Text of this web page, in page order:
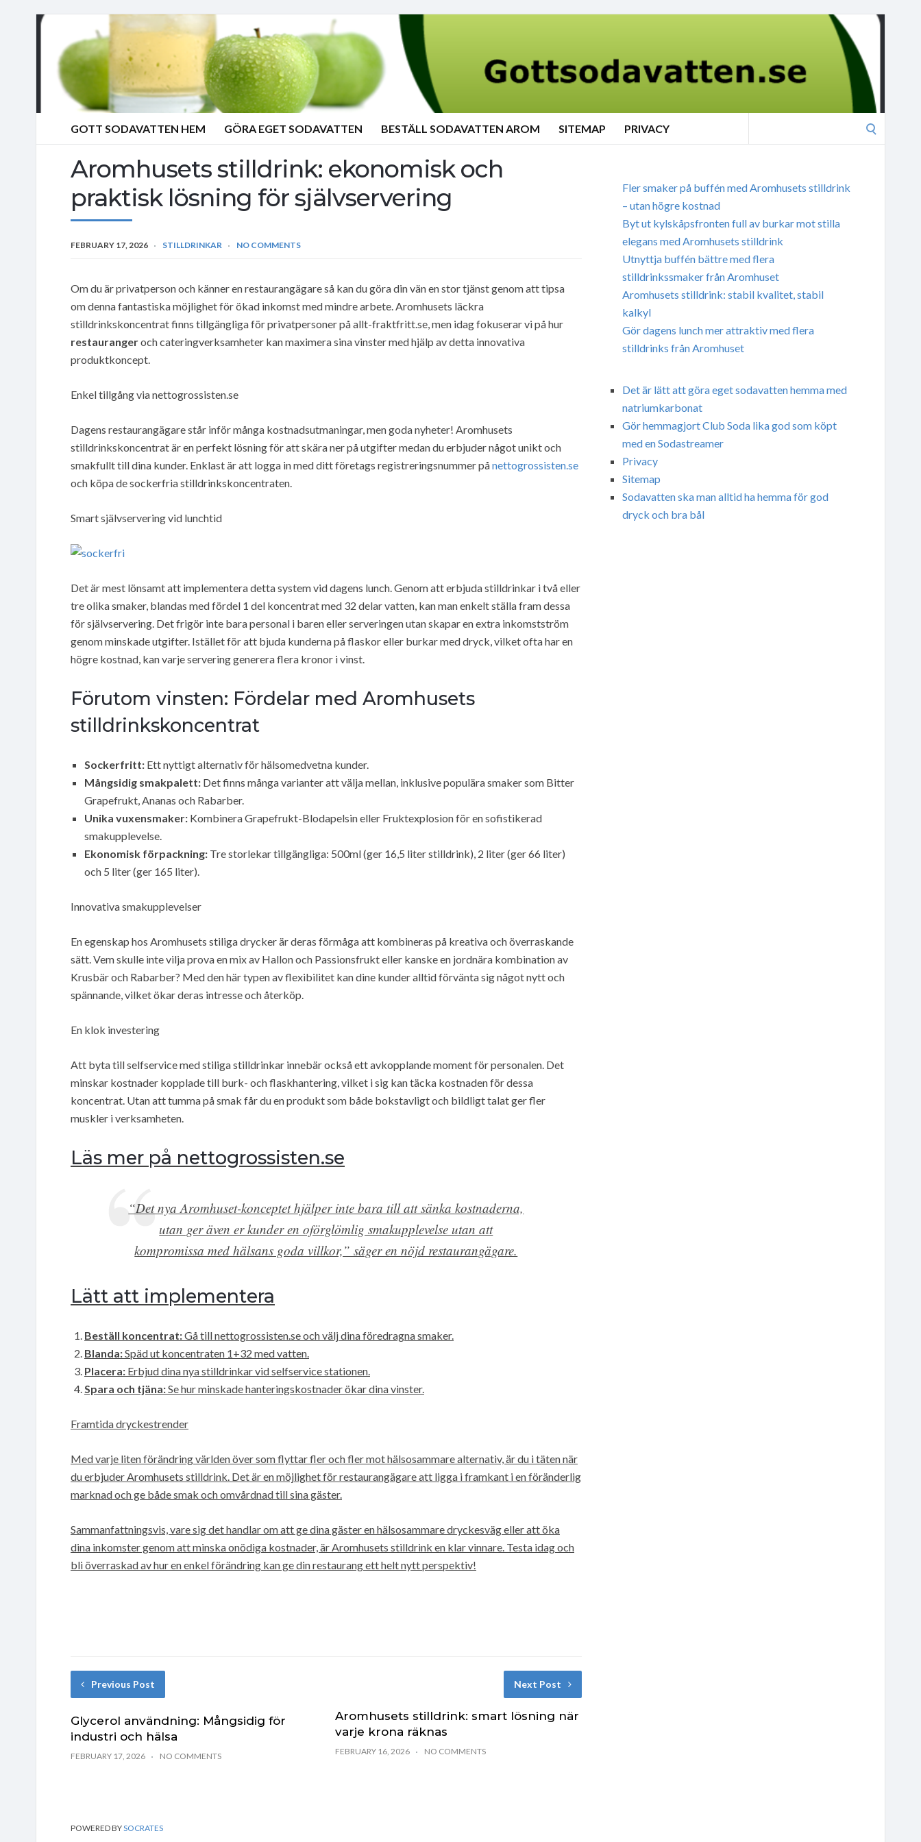
GOTT SODAVATTEN HEM GÖRA EGET SODAVATTEN BESTÄLL SODAVATTEN AROM SITEMAP PRIVACY
Aromhusets stilldrink: ekonomisk och
praktisk lösning för självservering
FEBRUARY 17, 2026 STILLDRINKAR NO COMMENTS
Om du är privatperson och känner en restaurangägare så kan du göra din vän en stor tjänst genom att tipsa
om denna fantastiska möjlighet för ökad inkomst med mindre arbete. Aromhusets läckra
stilldrinkskoncentrat finns tillgängliga för privatpersoner på allt-fraktfritt.se, men idag fokuserar vi på hur
restaurangeroch cateringverksamheter kan maximera sina vinster med hjälp av detta innovativa
produktkoncept.
Enkel tillgång via nettogrossisten.se
Dagens restaurangägare står inför många kostnadsutmaningar, men goda nyheter! Aromhusets
stilldrinkskoncentrat är en perfekt lösning för att skära ner på utgifter medan du erbjuder något unikt och
smakfullt till dina kunder. Enklast är att logga in med ditt företags registreringsnummer pånettogrossisten.se
och köpa de sockerfria stilldrinkskoncentraten.
Smart självservering vid lunchtid
Det är mest lönsamt att implementera detta system vid dagens lunch. Genom att erbjuda stilldrinkar i två eller
tre olika smaker, blandas med fördel 1 del koncentrat med 32 delar vatten, kan man enkelt ställa fram dessa
för självservering. Det frigör inte bara personal i baren eller serveringen utan skapar en extra inkomstström
genom minskade utgifter. Istället för att bjuda kunderna på flaskor eller burkar med dryck, vilket ofta har en
högre kostnad, kan varje servering generera flera kronor i vinst.
Förutom vinsten: Fördelar med Aromhusets
stilldrinkskoncentrat
Sockerfritt: Ett nyttigt alternativ för hälsomedvetna kunder.
Mångsidig smakpalett: Det finns många varianter att välja mellan, inklusive populära smaker som Bitter
Grapefrukt, Ananas och Rabarber.
Unika vuxensmaker: Kombinera Grapefrukt-Blodapelsin eller Fruktexplosion för en sofistikerad
smakupplevelse.
Ekonomisk förpackning: Tre storlekar tillgängliga: 500ml (ger 16,5 liter stilldrink), 2 liter (ger 66 liter)
och 5 liter (ger 165 liter).
Innovativa smakupplevelser
En egenskap hos Aromhusets stiliga drycker är deras förmåga att kombineras på kreativa och överraskande
sätt. Vem skulle inte vilja prova en mix av Hallon och Passionsfrukt eller kanske en jordnära kombination av
Krusbär och Rabarber? Med den här typen av flexibilitet kan dine kunder alltid förvänta sig något nytt och
spännande, vilket ökar deras intresse och återköp.
En klok investering
Att byta till selfservice med stiliga stilldrinkar innebär också ett avkopplande moment för personalen. Det
minskar kostnader kopplade till burk- och flaskhantering, vilket i sig kan täcka kostnaden för dessa
koncentrat. Utan att tumma på smak får du en produkt som både bokstavligt och bildligt talat ger fler
muskler i verksamheten.
Läs mer på nettogrossisten.se
“Det nya Aromhuset-konceptet hjälper inte bara till att sänka kostnaderna,
utan ger även er kunder en oförglömlig smakupplevelse utan att
kompromissa med hälsans goda villkor,” säger en nöjd restaurangägare.
Lätt att implementera
Beställ koncentrat:Gå till nettogrossisten.se och välj dina föredragna smaker.
Blanda:Späd ut koncentraten 1+32 med vatten.
Placera: Erbjud dina nya stilldrinkar vid selfservice stationen.
Spara och tjäna:Se hur minskade hanteringskostnader ökar dina vinster.
Framtida dryckestrender
Med varje liten förändring världen över som flyttar fler och fler mot hälsosammare alternativ, är du i täten när
du erbjuder Aromhusets stilldrink. Det är en möjlighet för restaurangägare att ligga i framkant i en föränderlig
marknad och ge både smak och omvårdnad till sina gäster.
Sammanfattningsvis, vare sig det handlar om att ge dina gäster en hälsosammare dryckesväg eller att öka
dina inkomster genom att minska onödiga kostnader, är Aromhusets stilldrink en klar vinnare. Testa idag och
bli överraskad av hur en enkel förändring kan ge din restaurang ett helt nytt perspektiv!
Previous Post
Glycerol användning: Mångsidig för
industri och hälsa
FEBRUARY 17, 2026 NO COMMENTS
Next Post
Aromhusets stilldrink: smart lösning när
varje krona räknas
FEBRUARY 16, 2026 NO COMMENTS
Fler smaker på buffén med Aromhusets stilldrink
– utan högre kostnad
Byt ut kylskåpsfronten full av burkar mot stilla
elegans med Aromhusets stilldrink
Utnyttja buffén bättre med flera
stilldrinkssmaker från Aromhuset
Aromhusets stilldrink: stabil kvalitet, stabil
kalkyl
Gör dagens lunch mer attraktiv med flera
stilldrinks från Aromhuset
Det är lätt att göra eget sodavatten hemma med
natriumkarbonat
Gör hemmagjort Club Soda lika god som köpt
med en Sodastreamer
Privacy
Sitemap
Sodavatten ska man alltid ha hemma för god
dryck och bra bål
POWERED BYSOCRATES